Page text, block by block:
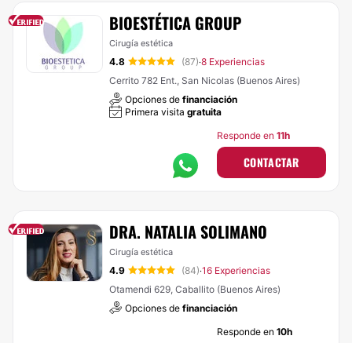
BIOESTÉTICA GROUP
Cirugía estética
4.8 (87)·8 Experiencias
Cerrito 782 Ent., San Nicolas (Buenos Aires)
Opciones de financiación
Primera visita gratuita
Responde en 11h
CONTACTAR
DRA. NATALIA SOLIMANO
Cirugía estética
4.9 (84)·16 Experiencias
Otamendi 629, Caballito (Buenos Aires)
Opciones de financiación
Responde en 10h